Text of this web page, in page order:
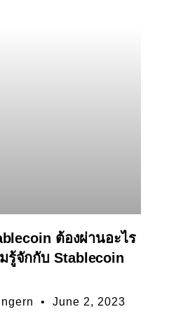
ต้องผ่านอะไร
รู้จักกับ Stablecoin
June 2, 2023